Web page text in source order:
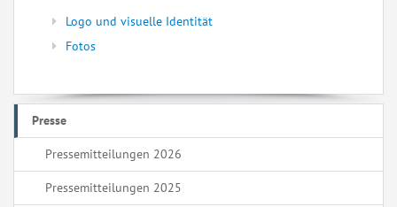
Logo und visuelle Identität
Fotos
Presse
Pressemitteilungen 2026
Pressemitteilungen 2025